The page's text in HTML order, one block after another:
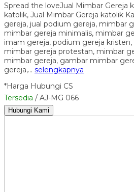
Spread the loveJual Mimbar Gereja
katolik, Jual Mimbar Gereja katolik
gereja, jual podium gereja, mimbar
mimbar gereja minimalis, mimbar
imam gereja, podium gereja
mimbar gereja protestan, mimbar
mimbar gereja, gambar mimbar
gereja,… selengkapnya
*Harga Hubungi CS
Tersedia / AJ-MG 066
Hubungi Kami